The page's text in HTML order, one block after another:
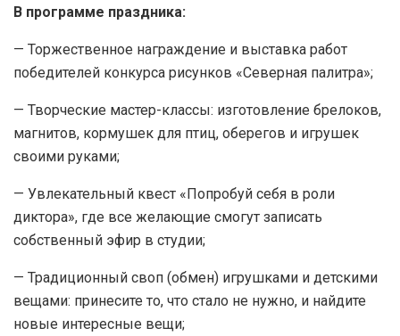
В программе праздника:
— Торжественное награждение и выставка работ
победителей конкурса рисунков «Северная палитра»;
— Творческие мастер-классы: изготовление брелоков,
магнитов, кормушек для птиц, оберегов и игрушек
своими руками;
— Увлекательный квест «Попробуй себя в роли
диктора», где все желающие смогут записать
собственный эфир в студии;
— Традиционный своп (обмен) игрушками и детскими
вещами: принесите то, что стало не нужно, и найдите
новые интересные вещи;